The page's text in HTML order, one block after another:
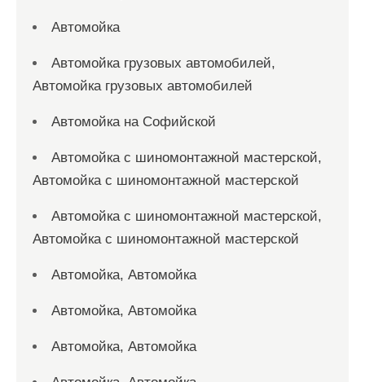
Автомойка
Автомойка грузовых автомобилей,
Автомойка грузовых автомобилей
Автомойка на Софийской
Автомойка с шиномонтажной мастерской,
Автомойка с шиномонтажной мастерской
Автомойка с шиномонтажной мастерской,
Автомойка с шиномонтажной мастерской
Автомойка, Автомойка
Автомойка, Автомойка
Автомойка, Автомойка